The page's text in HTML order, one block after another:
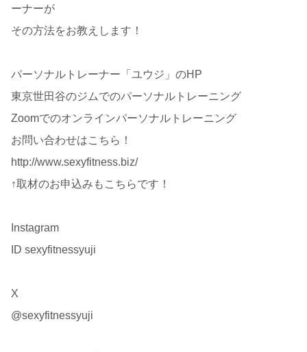
ーナーが
その方法をお教えします！
パーソナルトレーナー「ユウジ」のHP
東京世田谷のジムでのパーソナルトレーニング
Zoomでのオンラインパーソナルトレーニング
お問い合わせはこちら！
http://www.sexyfitness.biz/
↑取材のお申込みもこちらです！
Instagram
ID sexyfitnessyuji
X
@sexyfitnessyuji